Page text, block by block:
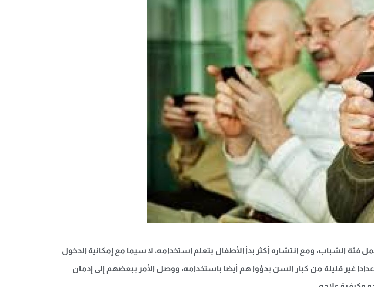
فئة الشباب، ومع انتشاره أكثر بدأ الأطفال بتعلم استخدامه، لا سيما مع إمكانية الدخول
غير قليلة من كبار السن بدؤوا هم أيضا باستخدامه، ووصل الأمر ببعضهم إلى إدمان